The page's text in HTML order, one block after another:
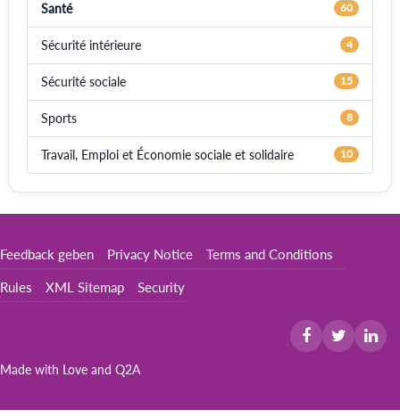
Santé 60
Sécurité intérieure 4
Sécurité sociale 15
Sports 8
Travail, Emploi et Économie sociale et solidaire 10
Feedback geben Privacy Notice Terms and Conditions
Rules XML Sitemap Security
Made with Love and Q2A